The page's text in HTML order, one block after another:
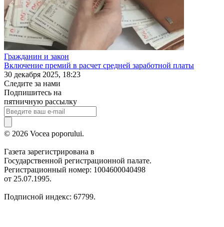
Гражданин и закон
Включение премий в расчет средней заработной платы
30 декабря 2025, 18:23
Следите за нами
Подпишитесь на
пятничную рассылку
© 2026 Vocea poporului.
Газета зарегистрирована в
Государственной регистрационной палате.
Регистрационный номер: 1004600040498
от 25.07.1995.
Подписной индекс: 67799.